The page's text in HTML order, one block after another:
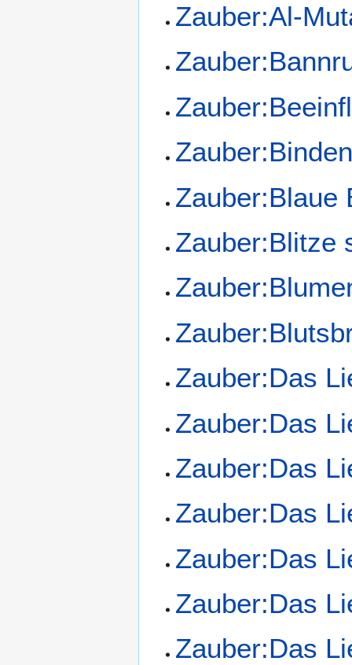
Zauber:Al-
Zauber:Blaue
Zauber:Blitze
Zauber:Das
Zauber:Das
Zauber:Das
Zauber:Das
Zauber:Das
Zauber:Das
Zauber:Das